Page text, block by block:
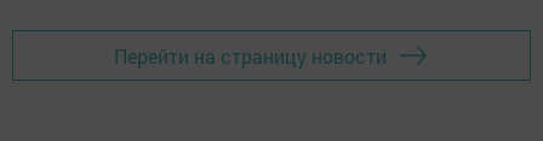
Перейти на страницу новости